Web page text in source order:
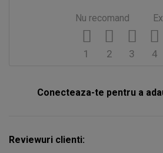
Nu recomand
4
3
2
1
Conecteaza-te pentru a
Reviewuri clienti: